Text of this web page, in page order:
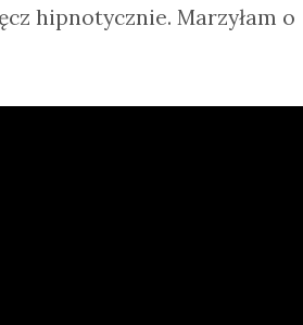
hipnotycznie. Marzyłam o